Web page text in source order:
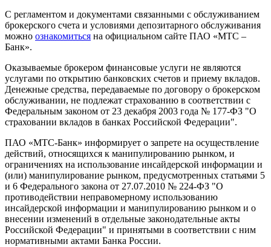
С регламентом и документами связанными с обслуживанием
брокерского счета и условиями депозитарного обслуживания
можно ознакомиться на официальном сайте ПАО «МТС –
Банк».
Оказываемые брокером финансовые услуги не являются
услугами по открытию банковских счетов и приему вкладов.
Денежные средства, передаваемые по договору о брокерском
обслуживании, не подлежат страхованию в соответствии с
Федеральным законом от 23 декабря 2003 года № 177-ФЗ "О
страховании вкладов в банках Российской Федерации".
ПАО «МТС-Банк» информирует о запрете на осуществление
действий, относящихся к манипулированию рынком, и
ограничениях на использование инсайдерской информации и
(или) манипулирование рынком, предусмотренных статьями 5
и 6 Федерального закона от 27.07.2010 № 224-ФЗ "О
противодействии неправомерному использованию
инсайдерской информации и манипулированию рынком и о
внесении изменений в отдельные законодательные акты
Российской Федерации" и принятыми в соответствии с ним
нормативными актами Банка России.